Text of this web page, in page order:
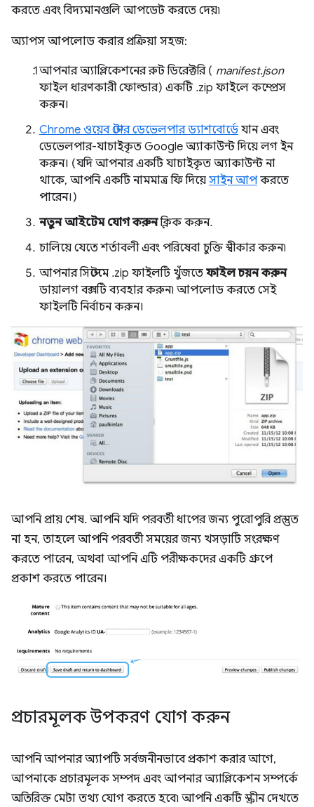
করতে এবং বিদ্যমানগুলি আপডেট করতে দেয়৷
অ্যাপস আপলোড করার প্রক্রিয়া সহজ:
আপনার অ্যাপ্লিকেশনের রুট ডিরেক্টরি ( manifest.json
ফাইল ধারণকারী ফোল্ডার) একটি .zip ফাইলে কম্প্রেস
করুন।
Chrome ওয়েব স্টোর ডেভেলপার ড্যাশবোর্ডেযান এবং
ডেভেলপার-যাচাইকৃত Google অ্যাকাউন্ট দিয়ে লগ ইন
করুন। (যদি আপনার একটি যাচাইকৃত অ্যাকাউন্ট না
থাকে, আপনি একটি নামমাত্র ফি দিয়ে সাইন আপকরতে
পারেন।)
নতুন আইটেম যোগ করুনক্লিক করুন.
চালিয়ে যেতে শর্তাবলী এবং পরিষেবা চুক্তি স্বীকার করুন৷
আপনার সিস্টেমে .zip ফাইলটি খুঁজতে ফাইল চয়ন করুন
ডায়ালগ বক্সটি ব্যবহার করুন৷ আপলোড করতে সেই
ফাইলটি নির্বাচন করুন।
আপনি প্রায় শেষ. আপনি যদি পরবর্তী ধাপের জন্য পুরোপুরি প্রস্তুত
না হন, তাহলে আপনি পরবর্তী সময়ের জন্য খসড়াটি সংরক্ষণ
করতে পারেন, অথবা আপনি এটি পরীক্ষকদের একটি গ্রুপে
প্রকাশ করতে পারেন।
প্রচারমূলক উপকরণ যোগ করুন
আপনি আপনার অ্যাপটি সর্বজনীনভাবে প্রকাশ করার আগে,
আপনাকে প্রচারমূলক সম্পদ এবং আপনার অ্যাপ্লিকেশন সম্পর্কে
অতিরিক্ত মেটা তথ্য যোগ করতে হবে৷ আপনি একটি স্ক্রীন দেখতে